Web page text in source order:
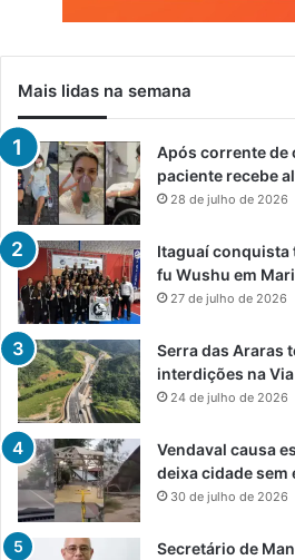
Mais lidas na semana
Após corrente de
paciente recebe
28 de julho de 2026
Itaguaí conquista
fu Wushu em
27 de julho de 2026
Serra das Araras
interdições na
24 de julho de 2026
Vendaval causa
deixa cidade sem
30 de julho de 2026
Secretário de